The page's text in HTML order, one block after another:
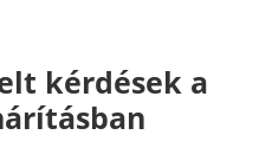
kérdések a